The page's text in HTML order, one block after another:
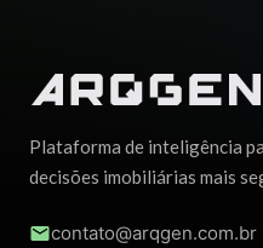
Plataforma de inteligência
decisões imobiliárias mais
contato@arqgen.com.br